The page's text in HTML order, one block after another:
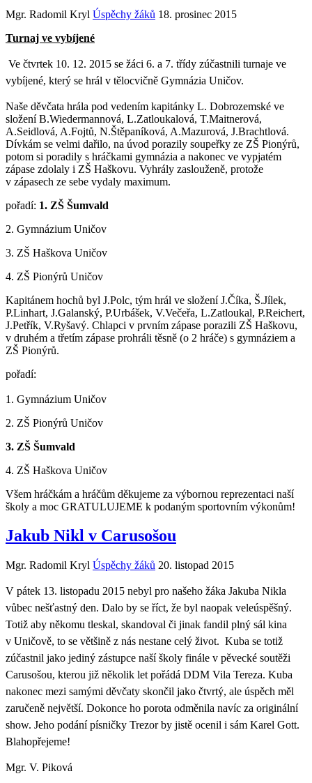
Mgr. Radomil Kryl Úspěchy žáků 18. prosinec 2015
Turnaj ve vybíjené
Ve čtvrtek 10. 12. 2015 se žáci 6. a 7. třídy zúčastnili turnaje ve
vybíjené, který se hrál v tělocvičně Gymnázia Uničov.
Naše děvčata hrála pod vedením kapitánky L. Dobrozemské ve
složení B.Wiedermannová, L.Zatloukalová, T.Maitnerová,
A.Seidlová, A.Fojtů, N.Štěpaníková, A.Mazurová, J.Brachtlová.
Dívkám se velmi dařilo, na úvod porazily soupeřky ze ZŠ Pionýrů,
potom si poradily s hráčkami gymnázia a nakonec ve vypjatém
zápase zdolaly i ZŠ Haškovu. Vyhrály zaslouženě, protože
v zápasech ze sebe vydaly maximum.
pořadí: 1. ZŠ Šumvald
2. Gymnázium Uničov
3. ZŠ Haškova Uničov
4. ZŠ Pionýrů Uničov
Kapitánem hochů byl J.Polc, tým hrál ve složení J.Číka, Š.Jílek,
P.Linhart, J.Galanský, P.Urbášek, V.Večeřa, L.Zatloukal, P.Reichert,
J.Petřík, V.Ryšavý. Chlapci v prvním zápase porazili ZŠ Haškovu,
v druhém a třetím zápase prohráli těsně (o 2 hráče) s gymnáziem a
ZŠ Pionýrů.
pořadí:
1. Gymnázium Uničov
2. ZŠ Pionýrů Uničov
3. ZŠ Šumvald
4. ZŠ Haškova Uničov
Všem hráčkám a hráčům děkujeme za výbornou reprezentaci naší
školy a moc GRATULUJEME k podaným sportovním výkonům!
Jakub Nikl v Carusošou
Mgr. Radomil Kryl Úspěchy žáků 20. listopad 2015
V pátek 13. listopadu 2015 nebyl pro našeho žáka Jakuba Nikla
vůbec nešťastný den. Dalo by se říct, že byl naopak veleúspěšný.
Totiž aby někomu tleskal, skandoval či jinak fandil plný sál kina
v Uničově, to se většině z nás nestane celý život. Kuba se totiž
zúčastnil jako jediný zástupce naší školy finále v pěvecké soutěži
Carusošou, kterou již několik let pořádá DDM Vila Tereza. Kuba
nakonec mezi samými děvčaty skončil jako čtvrtý, ale úspěch měl
zaručeně největší. Dokonce ho porota odměnila navíc za originální
show. Jeho podání písničky Trezor by jistě ocenil i sám Karel Gott.
Blahopřejeme!
Mgr. V. Piková